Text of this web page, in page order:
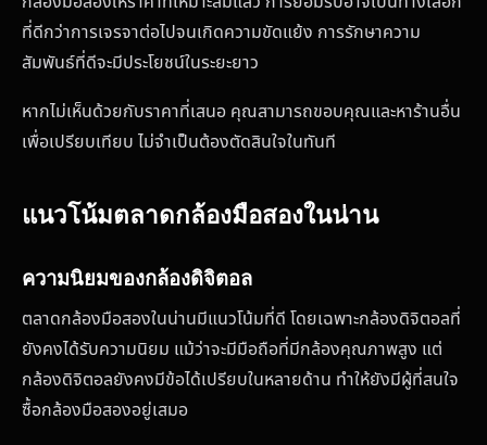
ที่ดีกว่าการเจรจาต่อไปจนเกิดความขัดแย้ง การรักษาความ
สัมพันธ์ที่ดีจะมีประโยชน์ในระยะยาว
หากไม่เห็นด้วยกับราคาที่เสนอ คุณสามารถขอบคุณและหาร้านอื่น
เพื่อเปรียบเทียบ ไม่จำเป็นต้องตัดสินใจในทันที
แนวโน้มตลาดกล้องมือสองในน่าน
ความนิยมของกล้องดิจิตอล
ตลาดกล้องมือสองในน่านมีแนวโน้มที่ดี โดยเฉพาะกล้องดิจิตอลที่
ยังคงได้รับความนิยม แม้ว่าจะมีมือถือที่มีกล้องคุณภาพสูง แต่
กล้องดิจิตอลยังคงมีข้อได้เปรียบในหลายด้าน ทำให้ยังมีผู้ที่สนใจ
ซื้อกล้องมือสองอยู่เสมอ